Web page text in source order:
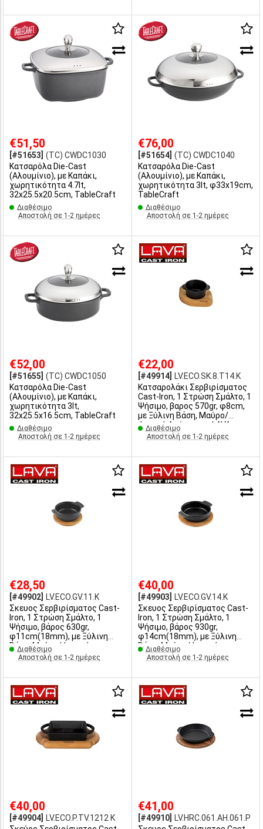
€51,50
[#51653] (TC) CWDC1030
Κατσαρόλα Die-Cast
(Αλουμίνιο), με Καπάκι,
χωρητικότητα 4.7lt,
32x25.5x20.5cm, TableCraft
Διαθέσιμο
Αποστολή σε 1-2 ημέρες
€76,00
[#51654] (TC) CWDC1040
Κατσαρόλα Die-Cast
(Αλουμίνιο), με Καπάκι,
χωρητικότητα 3lt, φ33x19cm,
TableCraft
Διαθέσιμο
Αποστολή σε 1-2 ημέρες
€52,00
[#51655] (TC) CWDC1050
Κατσαρόλα Die-Cast
(Αλουμίνιο), με Καπάκι,
χωρητικότητα 3lt,
32x25.5x16.5cm, TableCraft
Διαθέσιμο
Αποστολή σε 1-2 ημέρες
€22,00
[#49914]
LV.ECO.SK.8.T14.K
Κατσαρολάκι Σερβιρίσματος
Cast-Iron, 1 Στρώση Σμάλτο, 1
Ψήσιμο, βαρος 570gr, φ8cm,
με Ξύλινη Βάση, Μαύρο/
Φυσική Απόχρωση, LAVA
Διαθέσιμο
Αποστολή σε 1-2 ημέρες
€28,50
[#49902]
LV.ECO.GV.11.K
Σκευος Σερβιρίσματος Cast-
Iron, 1 Στρώση Σμάλτο, 1
Ψήσιμο, βάρος 630gr,
φ11cm(18mm), με Ξύλινη
Βάση, Μαύρο/Φυσική
Απόχρωση, LAVA
Διαθέσιμο
Αποστολή σε 1-2 ημέρες
€40,00
[#49903]
LV.ECO.GV.14.K
Σκευος Σερβιρίσματος Cast-
Iron, 1 Στρώση Σμάλτο, 1
Ψήσιμο, βάρος 930gr,
φ14cm(18mm), με Ξύλινη
Βάση, Μαύρο/Φυσική
Απόχρωση, LAVA
Διαθέσιμο
Αποστολή σε 1-2 ημέρες
€40,00
[#49904]
LV.ECO.P.TV.1212 K
€41,00
[#49910]
LV.HRC.061.AH.061.P